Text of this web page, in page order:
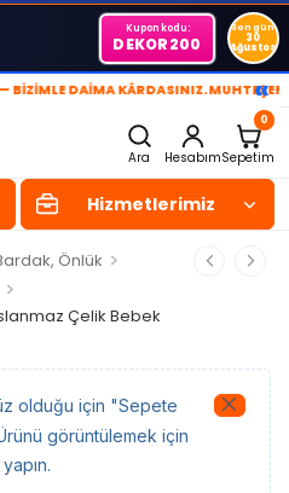
Kupon kodu:
DEKOR200
Son gün
30
Ağustos
DAİMA KÂRDASINIZ.MUHTEŞEM
«
Ara Hesabım
0
Sepetim
Hizmetlerimiz
Önlük >
>
Çelik Bebek
olduğu için "Sepete
görüntülemek için